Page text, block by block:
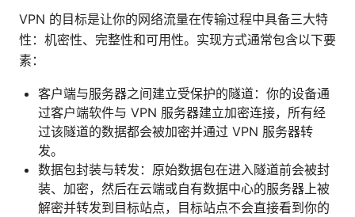
VPN 的目标是让你的网络流量在传输过程中具备三大特
性：机密性、完整性和可用性。实现方式通常包含以下要
素：
客户端与服务器之间建立受保护的隧道：你的设备通
过客户端软件与 VPN 服务器建立加密连接，所有经
过该隧道的数据都会被加密并通过 VPN 服务器转
发。
数据包封装与转发：原始数据包在进入隧道前会被封
装、加密，然后在云端或自有数据中心的服务器上被
解密并转发到目标站点，目标站点不会直接看到你的